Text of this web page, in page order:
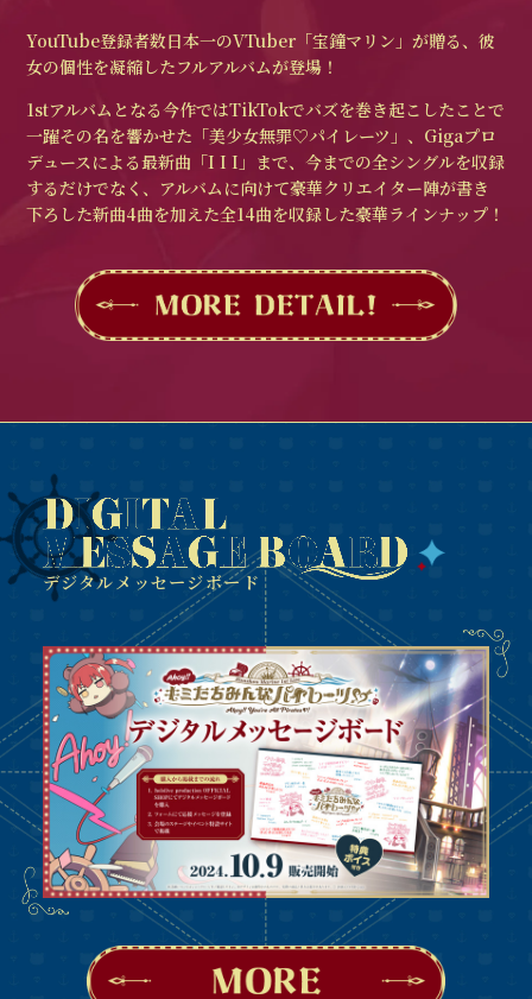
YouTube登録者数日本一のVTuber「宝鐘マリン」が贈る、彼
女の個性を凝縮したフルアルバムが登場！
1stアルバムとなる今作ではTikTokでバズを巻き起こしたことで
⼀躍その名を響かせた「美少⼥無罪♡パイレーツ」、Gigaプロ
デュースによる最新曲「I I I」まで、今までの全シングルを収録
するだけでなく、アルバムに向けて豪華クリエイター陣が書き
下ろした新曲4曲を加えた全14曲を収録した豪華ラインナップ！
デジタルメッセージボード